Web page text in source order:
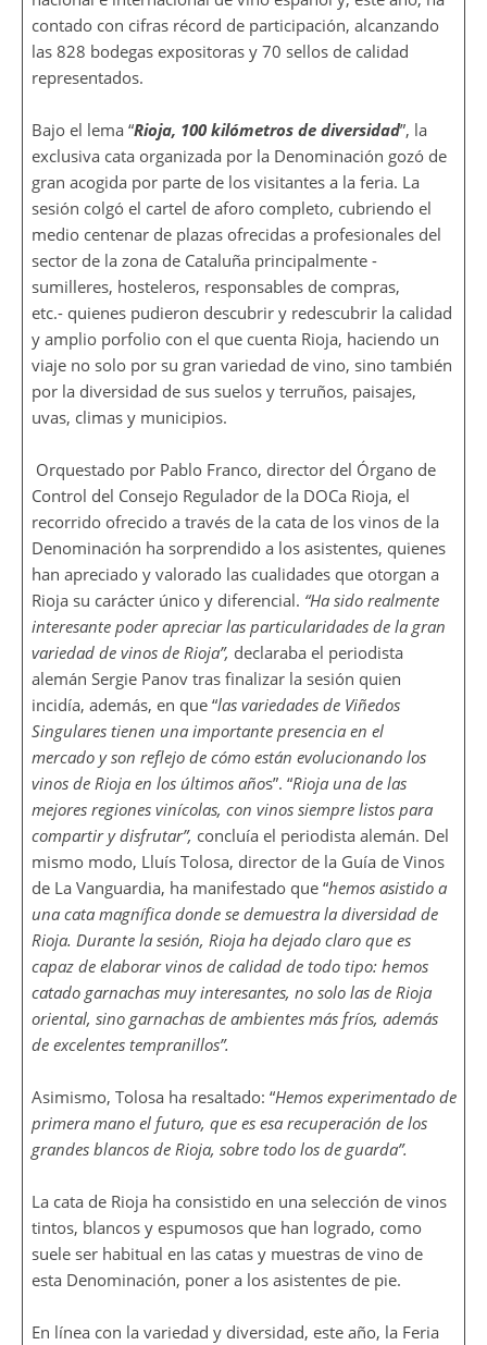
contado con cifras récord de participación, alcanzando
las 828 bodegas expositoras y 70 sellos de calidad
representados.
Bajo el lema “Rioja, 100 kilómetros de diversidad”, la
exclusiva cata organizada por la Denominación gozó de
gran acogida por parte de los visitantes a la feria. La
sesión colgó el cartel de aforo completo, cubriendo el
medio centenar de plazas ofrecidas a profesionales del
sector de la zona de Cataluña principalmente -
sumilleres, hosteleros, responsables de compras,
etc.- quienes pudieron descubrir y redescubrir la calidad
y amplio porfolio con el que cuenta Rioja, haciendo un
viaje no solo por su gran variedad de vino, sino también
por la diversidad de sus suelos y terruños, paisajes,
uvas, climas y municipios.
Orquestado por Pablo Franco, director del Órgano de
Control del Consejo Regulador de la DOCa Rioja, el
recorrido ofrecido a través de la cata de los vinos de la
Denominación ha sorprendido a los asistentes, quienes
han apreciado y valorado las cualidades que otorgan a
Rioja su carácter único y diferencial. “Ha sido realmente
interesante poder apreciar las particularidades de la gran
variedad de vinos de Rioja”, declaraba el periodista
alemán Sergie Panov tras finalizar la sesión quien
incidía, además, en que “las variedades de Viñedos
Singulares tienen una importante presencia en el
mercado y son reflejo de cómo están evolucionando los
vinos de Rioja en los últimos años”. “Rioja una de las
mejores regiones vinícolas, con vinos siempre listos para
compartir y disfrutar”, concluía el periodista alemán. Del
mismo modo, Lluís Tolosa, director de la Guía de Vinos
de La Vanguardia, ha manifestado que “hemos asistido a
una cata magnífica donde se demuestra la diversidad de
Rioja. Durante la sesión, Rioja ha dejado claro que es
capaz de elaborar vinos de calidad de todo tipo: hemos
catado garnachas muy interesantes, no solo las de Rioja
oriental, sino garnachas de ambientes más fríos, además
de excelentes tempranillos”.
Asimismo, Tolosa ha resaltado: “Hemos experimentado de
primera mano el futuro, que es esa recuperación de los
grandes blancos de Rioja, sobre todo los de guarda”.
La cata de Rioja ha consistido en una selección de vinos
tintos, blancos y espumosos que han logrado, como
suele ser habitual en las catas y muestras de vino de
esta Denominación, poner a los asistentes de pie.
En línea con la variedad y diversidad, este año, la Feria